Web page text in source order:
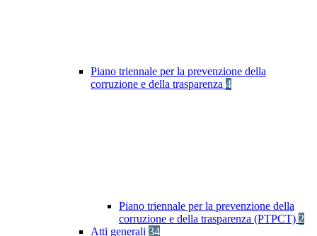
Piano triennale per la prevenzione della
corruzione e della trasparenza 4
Piano triennale per la prevenzione della
corruzione e della trasparenza (PTPCT) 2
Atti generali 34